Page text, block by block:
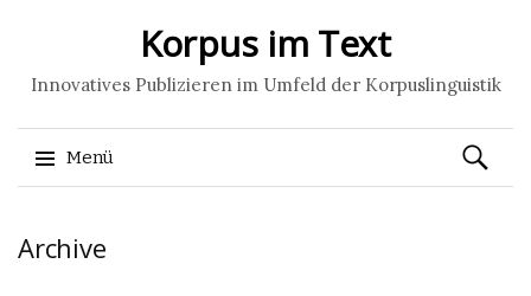
Korpus im Text
Innovatives Publizieren im Umfeld der Korpuslinguistik
Menü
zum
Suchen
nach:
Archive